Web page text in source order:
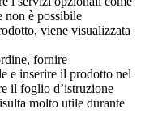
non è possibile
viene visualizzata
fornire
e inserire il prodotto nel
il foglio d’istruzione
molto utile durante